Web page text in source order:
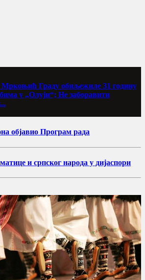
Граду обиљежиле 31 годину
у „Олуји“; Не заборавити
објавио Програм рада
и српског народа у дијаспори